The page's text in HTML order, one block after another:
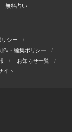
無料占い
リシー
作・編集ポリシー
お知らせ一覧
イト